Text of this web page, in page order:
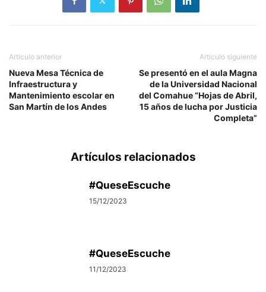
Artículo anterior
Nueva Mesa Técnica de
Infraestructura y
Mantenimiento escolar en
San Martín de los Andes
Artículo siguiente
Se presentó en el aula Magna
de la Universidad Nacional
del Comahue “Hojas de Abril,
15 años de lucha por Justicia
Completa”
Artículos relacionados
#QueseEscuche
15/12/2023
#QueseEscuche
11/12/2023